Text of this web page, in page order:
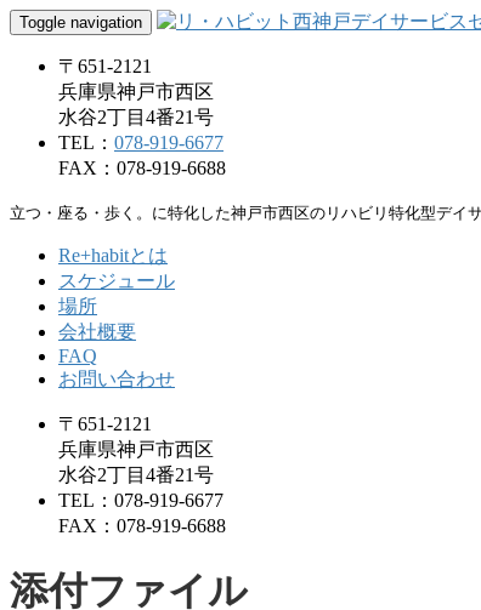
Toggle navigation
〒651-2121
兵庫県神戸市西区
水谷2丁目4番21号
TEL： 078-919-6677
FAX：078-919-6688
立つ・座る・歩く。に特化した神戸市西区のリハビリ特化型デイ
Re+habitとは
スケジュール
場所
会社概要
FAQ
お問い合わせ
〒651-2121
兵庫県神戸市西区
水谷2丁目4番21号
TEL：078-919-6677
FAX：078-919-6688
添付ファイル